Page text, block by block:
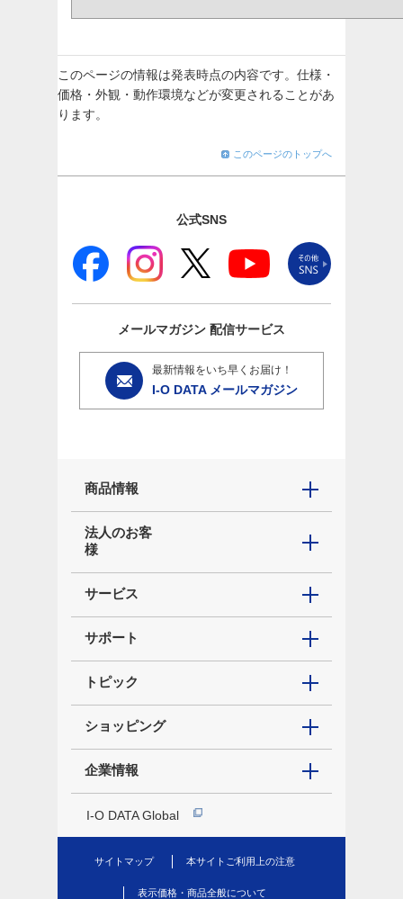
このページの情報は発表時点の内容です。仕様・
価格・外観・動作環境などが変更されることがあ
ります。
このページのトップへ
公式SNS
メールマガジン 配信サービス
最新情報をいち早くお届け！
I-O DATA メールマガジン
商品情報
法人のお客
様
サービス
サポート
トピック
ショッピング
企業情報
I-O DATA Global
サイトマップ 本サイトご利用上の注意
表示価格・商品全般について